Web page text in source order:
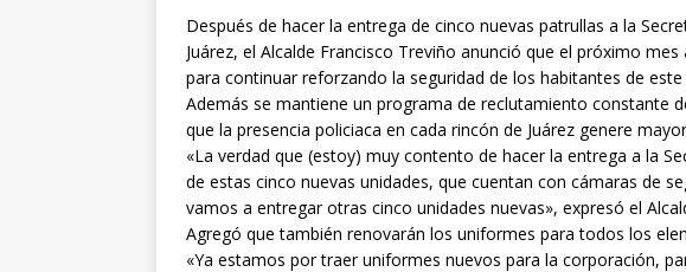
Después de hacer la entrega de cinco nuevas patrullas a la
Juárez, el Alcalde Francisco Treviño anunció que el próximo
para continuar reforzando la seguridad de los habitantes de este
Además se mantiene un programa de reclutamiento constante
que la presencia policiaca en cada rincón de Juárez genere
«La verdad que (estoy) muy contento de hacer la entrega a la
de estas cinco nuevas unidades, que cuentan con cámaras de
vamos a entregar otras cinco unidades nuevas», expresó el
Agregó que también renovarán los uniformes para todos los
«Ya estamos por traer uniformes nuevos para la corporación,